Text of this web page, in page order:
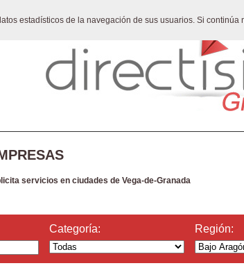
estadísticos de la navegación de sus usuarios. Si
servicios en ciudades de Vega-de-Granada
Categoría: Región: